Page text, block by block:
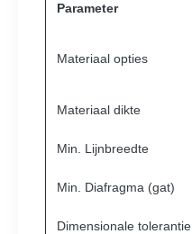
Parameter
Materiaal opties
Materiaal dikte
Min. Lijnbreedte
Min. Diafragma (gat)
Dimensionale tolerantie